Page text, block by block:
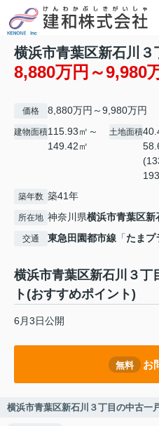
横浜市青葉区新石川
8,880万円～9,980
価格 8,880万円～9,980万円
建物面積115.93㎡～
149.42㎡
土地面積
築年数 築41年
所在地 神奈川県横浜市青葉区新
交通 東急田園都市線 「たまプ
横浜市青葉区新石川３丁
ト(おすすめポイント)
6月3日公開
無料 お
横浜市青葉区新石川３丁目の中古一